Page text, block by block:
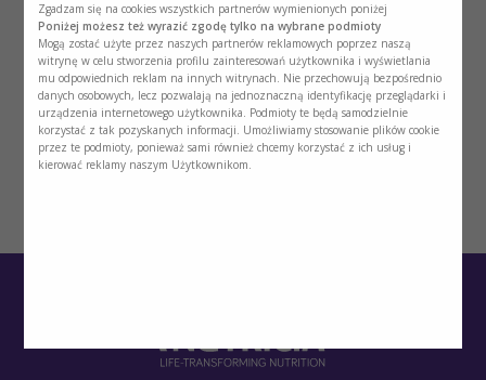
Zgadzam się na cookies wszystkich partnerów wymienionych poniżej
Poniżej możesz też wyrazić zgodę tylko na wybrane podmioty
Mogą zostać użyte przez naszych partnerów reklamowych poprzez naszą
witrynę w celu stworzenia profilu zainteresowań użytkownika i wyświetlania
mu odpowiednich reklam na innych witrynach. Nie przechowują bezpośrednio
danych osobowych, lecz pozwalają na jednoznaczną identyfikację przeglądarki i
urządzenia internetowego użytkownika. Podmioty te będą samodzielnie
korzystać z tak pozyskanych informacji. Umożliwiamy stosowanie plików cookie
przez te podmioty, ponieważ sami również chcemy korzystać z ich usług i
kierować reklamy naszym Użytkownikom.